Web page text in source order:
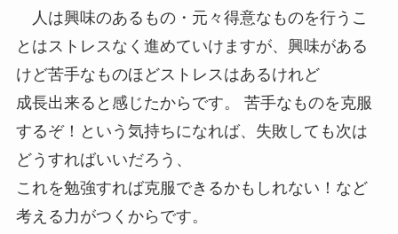
人は興味のあるもの・元々得意なものを行うこ
とはストレスなく進めていけますが、興味がある
けど苦手なものほどストレスはあるけれど
成長出来ると感じたからです。 苦手なものを克服
するぞ！という気持ちになれば、失敗しても次は
どうすればいいだろう、
これを勉強すれば克服できるかもしれない！など
考える力がつくからです。